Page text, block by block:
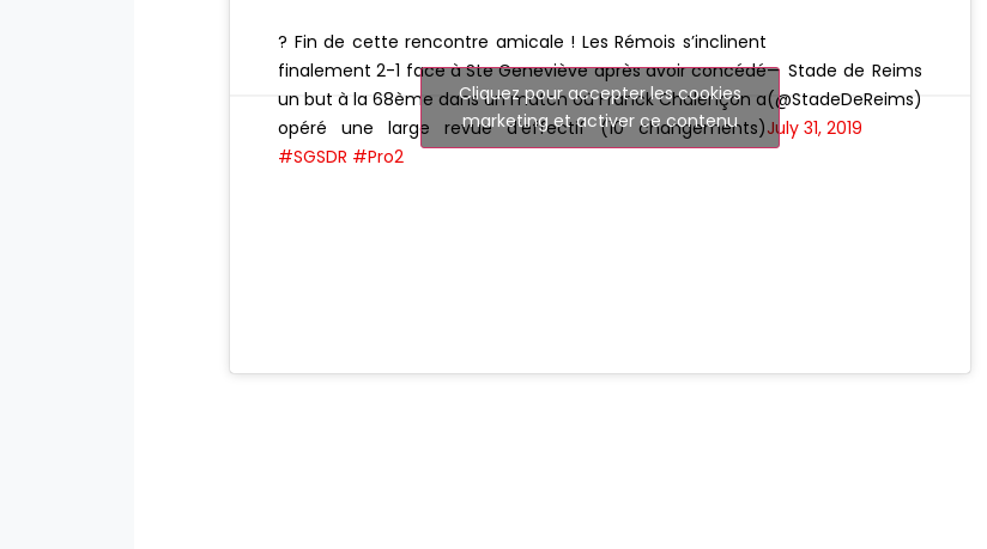
? Fin de cette rencontre amicale ! Les Rémois s’inclinent
finalement 2-1 face à Ste Geneviève après avoir concédé
un but à la 68ème dans un match où Franck Chalençon a
opéré une large revue d’effectif (10 changements)
#SGSDR #Pro2
— Stade de Reims
(@StadeDeReims)
July 31, 2019
Cliquez pour accepter les cookies
marketing et activer ce contenu